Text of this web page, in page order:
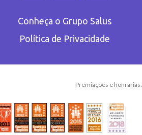
Conheça o Grupo Salus
Política de Privacidade
Premiações e honrarias: